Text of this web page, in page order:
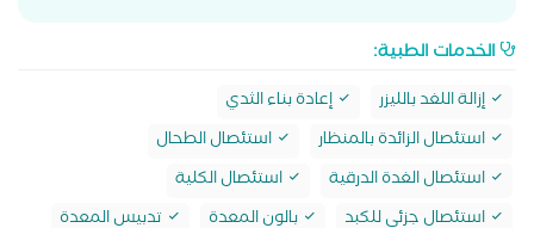
الخدمات الطبية:
إزالة اللغد بالليزر
إعادة بناء الثدي
استئصال الزائدة بالمنظار
استئصال الطحال
استئصال الغدة الدرقية
استئصال الكلية
استئصال جزئي للكبد
بالون المعدة
تدبيس المعدة